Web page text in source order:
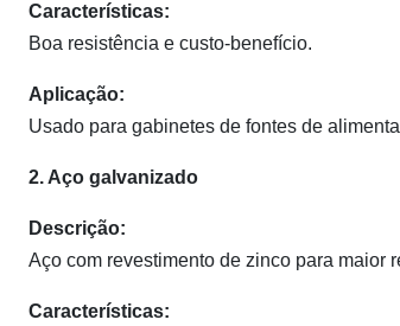
Características:
Boa resistência e custo-benefício.
Aplicação:
Usado para gabinetes de fontes de
2. Aço galvanizado
Descrição:
Aço com revestimento de zinco para maior
Características: